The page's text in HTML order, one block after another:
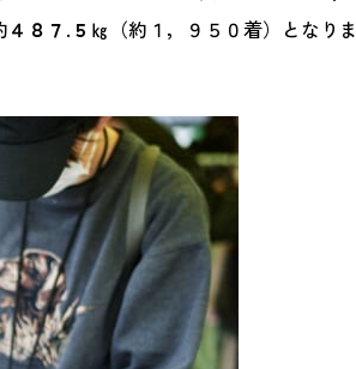
４８７ .５㎏ （約１，９５０着）となりま